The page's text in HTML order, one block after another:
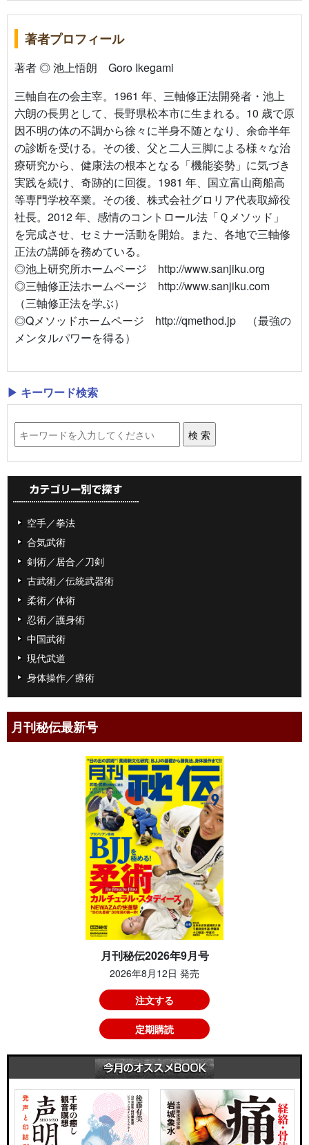
著者プロフィール
著者 ◎ 池上悟朗 Goro Ikegami
三軸自在の会主宰。1961 年、三軸修正法開発者・池上
六朗の長男として、長野県松本市に生まれる。10 歳で原
因不明の体の不調から徐々に半身不随となり、余命半年
の診断を受ける。その後、父と二人三脚による様々な治
療研究から、健康法の根本となる「機能姿勢」に気づき
実践を続け、奇跡的に回復。1981 年、国立富山商船高
等専門学校卒業。その後、株式会社グロリア代表取締役
社長。2012 年、感情のコントロール法「Ｑメソッド」
を完成させ、セミナー活動を開始。また、各地で三軸修
正法の講師を務めている。
◎池上研究所ホームページ http://www.sanjiku.org
◎三軸修正法ホームページ http://www.sanjiku.com
（三軸修正法を学ぶ）
◎Qメソッドホームページ http://qmethod.jp （最強の
メンタルパワーを得る）
▶ キーワード検索
空手／拳法
合気武術
剣術／居合／刀剣
古武術／伝統武器術
柔術／体術
忍術／護身術
中国武術
現代武道
身体操作／療術
月刊秘伝最新号
月刊秘伝2026年9月号
2026年8月12日 発売
注文する
定期購読